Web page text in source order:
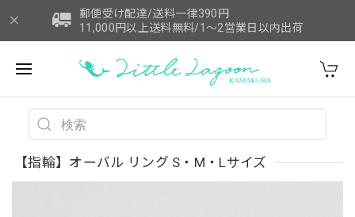
郵便受け配達/送料一律390円
11,000円以上送料無料/1～2営業日以内出荷
【指輪】オーバル リング S・M・Lサイズ